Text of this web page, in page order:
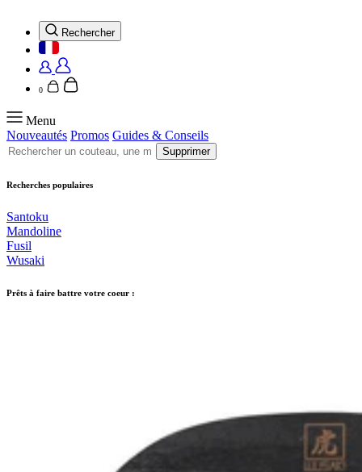
Rechercher
0
Menu
Nouveautés Promos Guides & Conseils
Supprimer
Recherches populaires
Santoku
Mandoline
Fusil
Wusaki
Prêts à faire battre votre coeur :